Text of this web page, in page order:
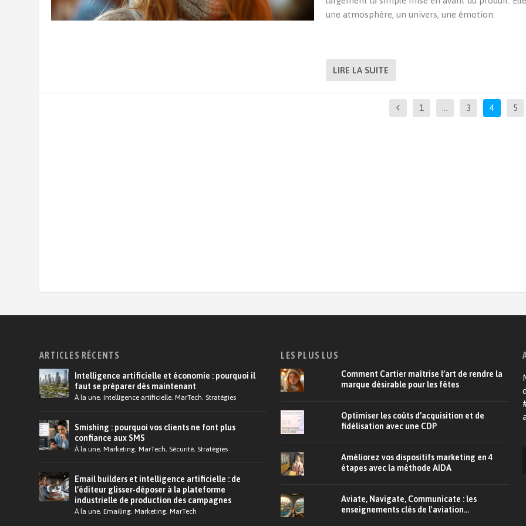
une atmosphère, un univers, une émotion.
LIRE LA SUITE
1 3 4 5
ARTICLES RÉCENTS
Intelligence artificielle et économie : pourquoi il
faut se préparer dès maintenant
À la une,Intelligence artificielle,MarTech, Stratégies
Smishing : pourquoi vos clients ne font plus
confiance aux SMS
À la une,Marketing,MarTech, Sécurité, Stratégies
Email builders et intelligence artificielle : de
l’éditeur glisser-déposer à la plateforme
industrielle de production des campagnes
À la une,Emailing,Marketing,MarTech
LES PLUS LUS
Comment Cartier maîtrise l’art de rendre la
marque désirable pour les fêtes
Optimiser les coûts d’acquisition et de
fidélisation avec une CDP
Améliorez vos dispositifs marketing en 4
étapes avec la méthode AIDA
Aviate, Navigate, Communicate : les
enseignements clés de l'aviation...